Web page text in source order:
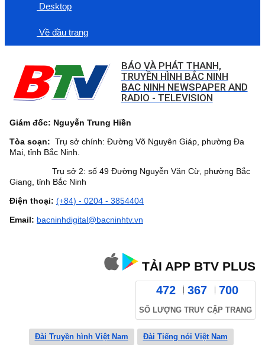
Desktop
Về đầu trang
BÁO VÀ PHÁT THANH,
TRUYỀN HÌNH BẮC NINH
BAC NINH NEWSPAPER AND
RADIO - TELEVISION
Giám đốc: Nguyễn Trung Hiền
Tòa soạn: Trụ sở chính: Đường Võ Nguyên Giáp, phường Đa
Mai, tỉnh Bắc Ninh.
Trụ sở 2: số 49 Đường Nguyễn Văn Cừ, phường Bắc
Giang, tỉnh Bắc Ninh
Điện thoại: (+84) - 0204 - 3854404
Email: bacninhdigital@bacninhtv.vn
TẢI APP BTV PLUS
472 367 700
SỐ LƯỢNG TRUY CẬP TRANG
Đài Truyền hình Việt Nam Đài Tiếng nói Việt Nam